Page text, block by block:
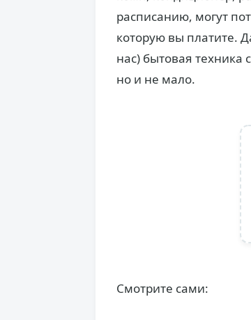
расписанию, могут
которую вы платите.
нас) бытовая техника
но и не мало.
Смотрите сами: